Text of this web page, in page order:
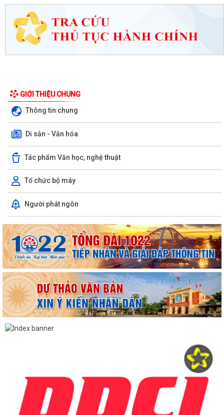
GIỚI THIỆU CHUNG
Thông tin chung
Di sản - Văn hóa
Tác phẩm Văn học, nghệ thuật
Tổ chức bộ máy
Người phát ngôn
TUYÊN TRUYỀN, QUÁN TRIỆT NGHỊ QUYẾT SỐ 11-NQ/TU: QUYẾT
TÂM TẠO ĐỘNG LỰC MỚI CHO TĂNG TRƯỞNG KINH TẾ...
PHƯỜNG HẢI AN TẬP HUẤN HƯỚNG DẪN BẢO ĐẢM AN TOÀN THÔNG
Techfest Haiphong 2026 là sự kiện khoa học công nghệ và đổi mới
Hộ dân phường Hải An tự nguyện hiến 131,2 m² đất phục vụ mở rộng
tuyến đường trước cửa trường THPT...